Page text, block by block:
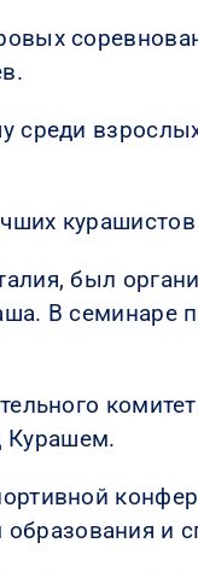
среди
курашистов
был
В семинаре
Курашем.
и